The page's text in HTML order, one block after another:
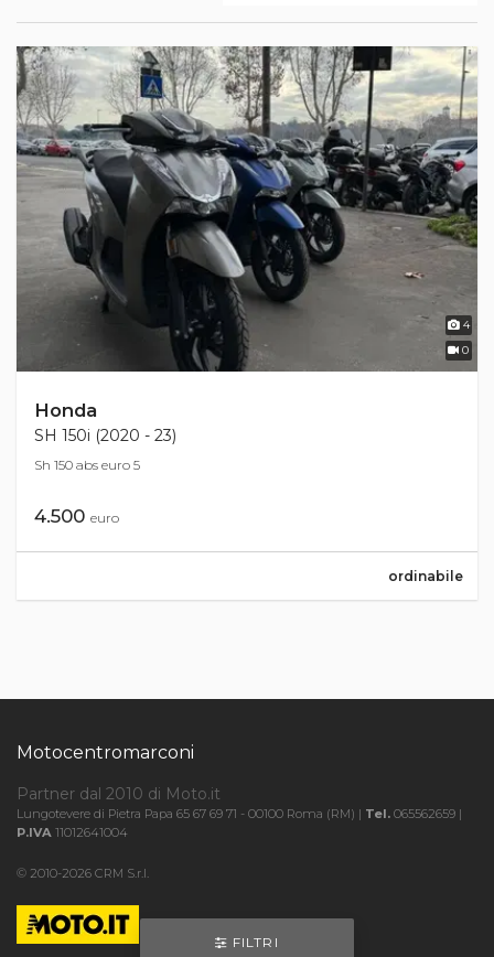
4
0
Honda
SH 150i (2020 - 23)
Sh 150 abs euro 5
4.500 euro
ordinabile
Motocentromarconi
Partner dal 2010 di Moto.it
Lungotevere di Pietra Papa 65 67 69 71 - 00100 Roma (RM) | Tel. 065562659 |
P.IVA 11012641004
© 2010-2026 CRM S.r.l.
FILTRI